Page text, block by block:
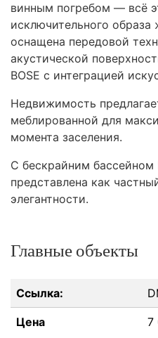
винным погребом — всё
исключительного
оснащена передовой
акустической
BOSE с интеграцией
Недвижимость
меблированной для
момента заселения.
С бескрайним бассейном
представлена как
элегантности.
Главные объекты
Ссылка:
Цена 7